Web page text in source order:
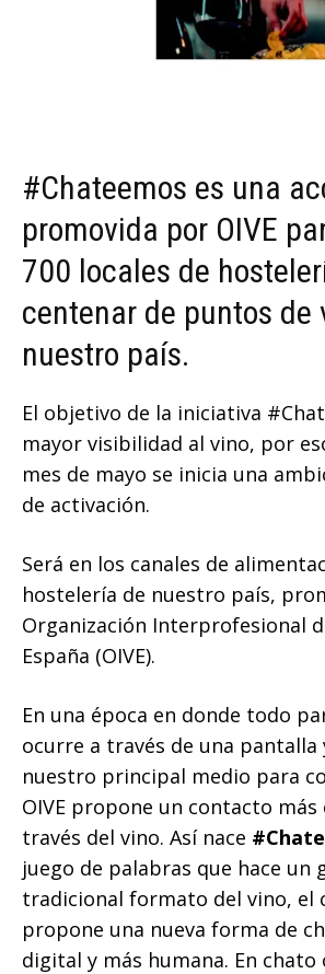
#Chateemos es una
promovida por OIVE
700 locales de
centenar de puntos de
nuestro país.
El objetivo de la iniciativa
mayor visibilidad al vino, por
mes de mayo se inicia una
de activación.
Será en los canales de
hostelería de nuestro país,
Organización Interprofesional
España (OIVE).
En una época en donde todo
ocurre a través de una pantalla
nuestro principal medio para
OIVE propone un contacto más
través del vino. Así nace
juego de palabras que hace un
tradicional formato del vino, el
propone una nueva forma de
digital y más humana. En chato